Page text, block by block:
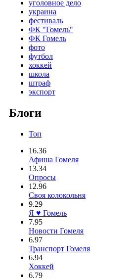
уголовное дело
украина
фестиваль
ФК "Гомель"
ФК Гомель
фото
футбол
хоккей
школа
штраф
экспорт
Блоги
Топ
16.36
Афиша Гомеля
13.34
Опросы
12.96
Своя колокольня
9.29
Я ♥ Гомель
7.95
Новости Гомеля
6.97
Транспорт Гомеля
6.94
Хоккей
6.79